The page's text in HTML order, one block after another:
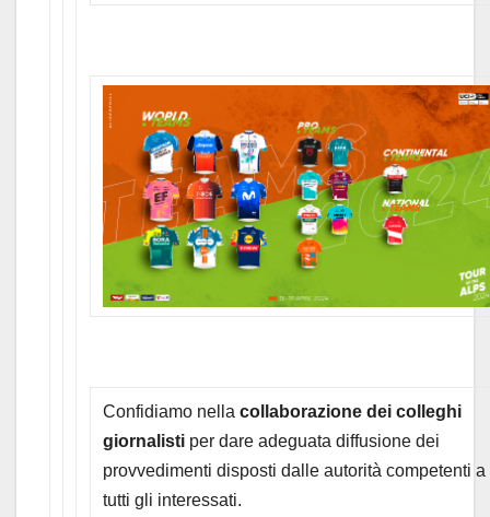
Confidiamo nella collaborazione dei colleghi
giornalistiper dare adeguata diffusione dei
provvedimenti disposti dalle autorità competenti a
tutti gli interessati.